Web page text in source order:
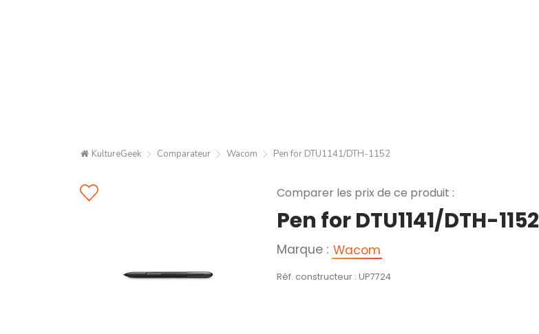
KultureGeek Comparateur Wacom Pen for DTU1141/DTH-1152
Comparer les prix de ce produit :
Pen for DTU1141/DTH-1152
Marque : Wacom
Réf. constructeur : UP7724